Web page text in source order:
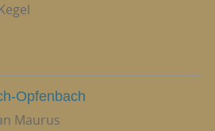
Opfenbach
Maurus